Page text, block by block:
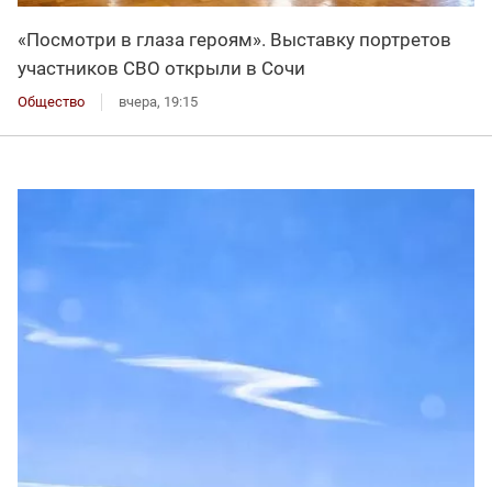
«Посмотри в глаза героям». Выставку портретов
участников СВО открыли в Сочи
Общество вчера, 19:15